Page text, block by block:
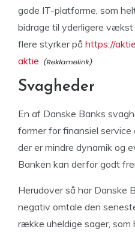
gode IT-platforme, som
bidrage til yderligere
flere styrker på https://
aktie
Svagheder
En af Danske Banks
former for finansiel
der er mindre dynamik og
Banken kan derfor godt
Herudover så har Danske
negativ omtale den
række uheldige sager,